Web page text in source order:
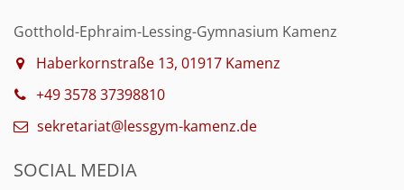
Gotthold-Ephraim-Lessing-Gymnasium Kamenz
Haberkornstraße 13, 01917 Kamenz
+49 3578 37398810
sekretariat@lessgym-kamenz.de
SOCIAL MEDIA